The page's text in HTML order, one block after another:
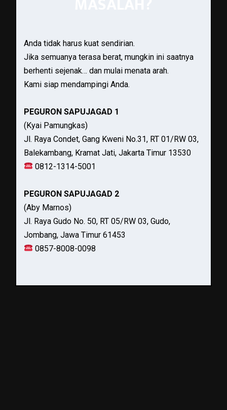
Anda tidak harus kuat sendirian.
Jika semuanya terasa berat, mungkin ini saatnya
berhenti sejenak… dan mulai menata arah.
Kami siap mendampingi Anda.
PEGURON SAPUJAGAD 1
(Kyai Pamungkas)
Jl. Raya Condet, Gang Kweni No.31, RT 01/RW 03,
Balekambang, Kramat Jati, Jakarta Timur 13530
0812-1314-5001
PEGURON SAPUJAGAD 2
(Aby Marnos)
Jl. Raya Gudo No. 50, RT 05/RW 03, Gudo,
Jombang, Jawa Timur 61453
0857-8008-0098